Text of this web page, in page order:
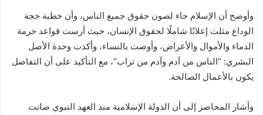
وأوضح أن الإسلام جاء لصون حقوق جميع الناس، وأن خطبة حجة
الوداع مثلت إعلانًا شاملًا لحقوق الإنسان، حيث أرست قواعد حرمة
الدماء والأموال والأعراض، وأوصت بالنساء، وأكدت وحدة الأصل
البشري: “الناس من آدم وآدم من تراب”، مع التأكيد على أن التفاضل
يكون بالأعمال الصالحة.
وأشار المحاضر إلى أن الدولة الإسلامية منذ العهد النبوي صانت